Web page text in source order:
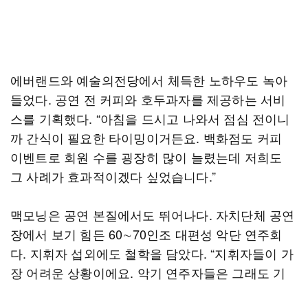
에버랜드와 예술의전당에서 체득한 노하우도 녹아
들었다. 공연 전 커피와 호두과자를 제공하는 서비
스를 기획했다. “아침을 드시고 나와서 점심 전이니
까 간식이 필요한 타이밍이거든요. 백화점도 커피
이벤트로 회원 수를 굉장히 많이 늘렸는데 저희도
그 사례가 효과적이겠다 싶었습니다.”
맥모닝은 공연 본질에서도 뛰어나다. 자치단체 공연
장에서 보기 힘든 60∼70인조 대편성 악단 연주회
다. 지휘자 섭외에도 철학을 담았다. “지휘자들이 가
장 어려운 상황이에요. 악기 연주자들은 그래도 기